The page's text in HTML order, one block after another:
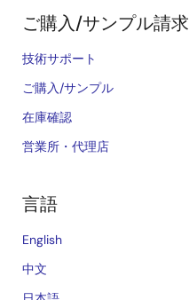
ご購入/サンプル請求
技術サポート
ご購入/サンプル
在庫確認
営業所・代理店
言語
English
中文